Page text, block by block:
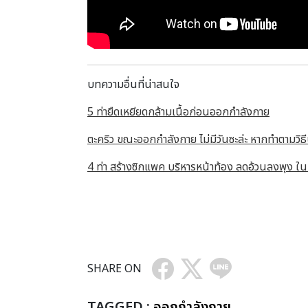
บทความอื่นที่น่าสนใจ
5 ท่ายืดเหยียดกล้ามเนื้อก่อนออกกำลังกาย
ตะคริว ขณะออกกำลังกาย ไม่มีวันซะล่ะ หากทำตามวิ
4 ท่า สร้างซิกแพค บริหารหน้าท้อง ลดอ้วนลงพุง ใ
SHARE ON